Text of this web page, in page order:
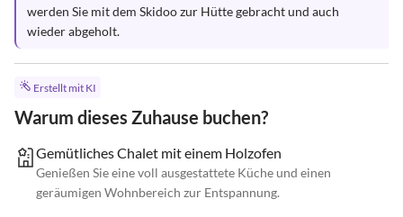
werden Sie mit dem Skidoo zur Hütte gebracht und auch
wieder abgeholt.
Erstellt mit KI
Warum dieses Zuhause buchen?
Gemütliches Chalet mit einem Holzofen
Genießen Sie eine voll ausgestattete Küche und einen
geräumigen Wohnbereich zur Entspannung.